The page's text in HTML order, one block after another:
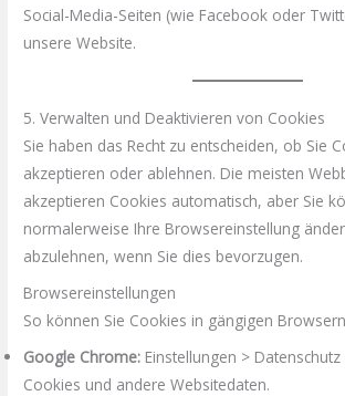
Social-Media-Seiten (wie Facebook oder
unsere Website.
5. Verwalten und Deaktivieren von Cookies
Sie haben das Recht zu entscheiden, ob Sie
akzeptieren oder ablehnen. Die meisten
akzeptieren Cookies automatisch, aber Sie
normalerweise Ihre Browsereinstellung
abzulehnen, wenn Sie dies bevorzugen.
Browsereinstellungen
So können Sie Cookies in gängigen
Google Chrome: Einstellungen >
Cookies und andere Websitedaten.